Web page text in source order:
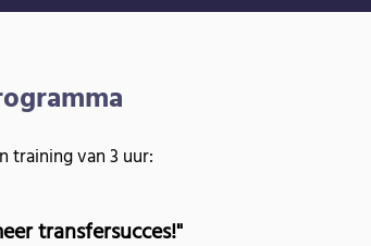
training van 3 uur:
transfersucces!"